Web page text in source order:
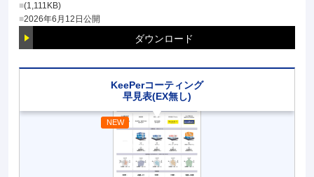
(1,111KB)
2026年6月12日公開
ダウンロード
KeePerコーティング
早見表(EX無し)